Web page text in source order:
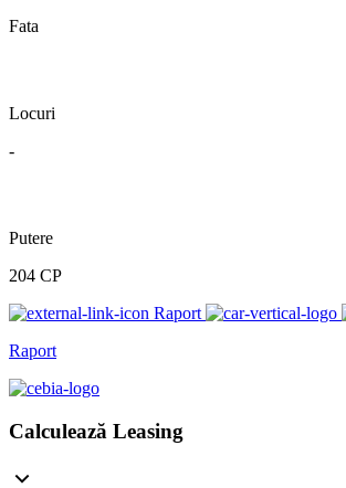
Fata
Locuri
-
Putere
204 CP
Raport
Raport
Calculează Leasing